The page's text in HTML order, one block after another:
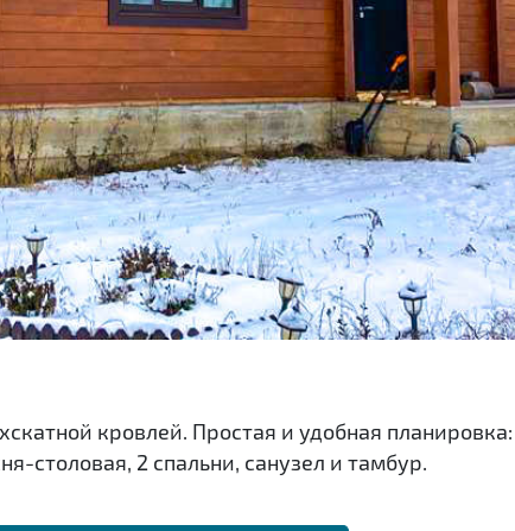
кровлей. Простая и удобная
столовая, 2 спальни, санузел и тамбур.